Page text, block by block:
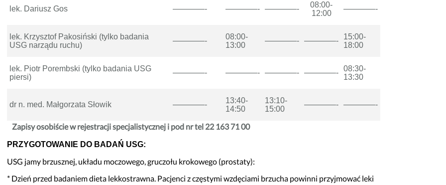
Badań Laboratoryjnych
do zabiegów endoskopowych
badań USG
Szybowcowa 4
Transport Medyczny
Świadczenia Komercyjne
Nasze Specjalizacje
lek. Dariusz Gos ————- ————- ————-
08:00-
12:00
————-
lek. Krzysztof Pakosiński (tylko badania
USG narządu ruchu)
————-
08:00-
13:00
————- ————-
15:00-
18:00
lek. Piotr Porembski (tylko badania USG
piersi)
————- ————- ————- ————- 08:30-
13:30
dr n. med. Małgorzata Słowik ————-
13:40-
14:50
13:10-
15:00
————- ————-
Zapisy osobiście w rejestracji specjalistycznej i pod nr tel 22 163 71 00
PRZYGOTOWANIE DO BADAŃ USG:
USG jamy brzusznej, układu moczowego, gruczołu krokowego (prostaty):
* Dzień przed badaniem dieta lekkostrawna. Pacjenci z częstymi wzdęciami brzucha powinni przyjmować leki